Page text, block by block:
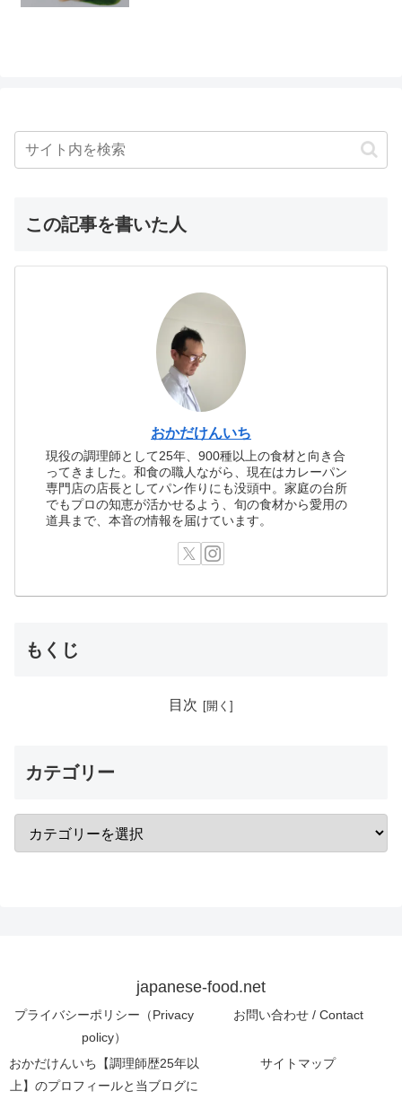
この記事を書いた人
おかだけんいち
現役の調理師として25年、900種以上の食材と向き合
ってきました。和食の職人ながら、現在はカレーパン
専門店の店長としてパン作りにも没頭中。家庭の台所
でもプロの知恵が活かせるよう、旬の食材から愛用の
道具まで、本音の情報を届けています。
もくじ
目次
カテゴリー
japanese-food.net
プライバシーポリシー（Privacy
policy）
お問い合わせ / Contact
おかだけんいち【調理師歴25年以
上】のプロフィールと当ブログに
サイトマップ